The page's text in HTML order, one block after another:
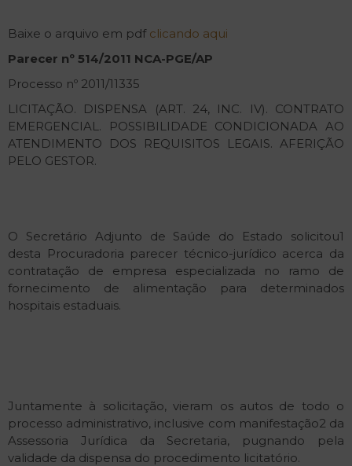
Baixe o arquivo em pdf clicando aqui
Parecer nº 514/2011 NCA-PGE/AP
Processo nº 2011/11335
LICITAÇÃO. DISPENSA (ART. 24, INC. IV). CONTRATO
EMERGENCIAL. POSSIBILIDADE CONDICIONADA AO
ATENDIMENTO DOS REQUISITOS LEGAIS. AFERIÇÃO
PELO GESTOR.
O Secretário Adjunto de Saúde do Estado solicitou1
desta Procuradoria parecer técnico-jurídico acerca da
contratação de empresa especializada no ramo de
fornecimento de alimentação para determinados
hospitais estaduais.
Juntamente à solicitação, vieram os autos de todo o
processo administrativo, inclusive com manifestação2 da
Assessoria Jurídica da Secretaria, pugnando pela
validade da dispensa do procedimento licitatório.